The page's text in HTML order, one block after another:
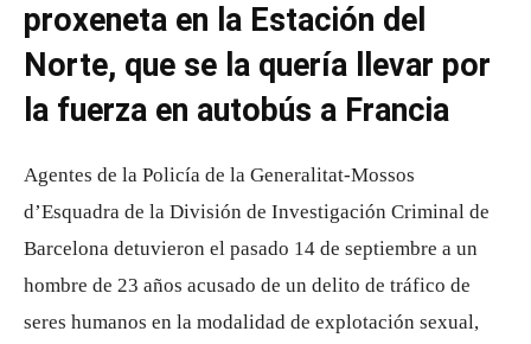
proxeneta en la Estación del
Norte, que se la quería llevar por
la fuerza en autobús a Francia
Agentes de la Policía de la Generalitat-Mossos
d’Esquadra de la División de Investigación Criminal de
Barcelona detuvieron el pasado 14 de septiembre a un
hombre de 23 años acusado de un delito de tráfico de
seres humanos en la modalidad de explotación sexual,